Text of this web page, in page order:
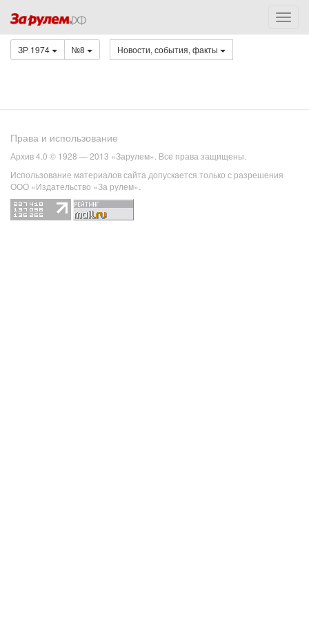
ЗР 1974 №8 Новости, события, факты
Права и использование
Архив 4.0 © 1928 — 2013 «Зарулем». Все права защищены.
Использование материалов сайта допускается только с разрешения
ООО «Издательство «За рулем».